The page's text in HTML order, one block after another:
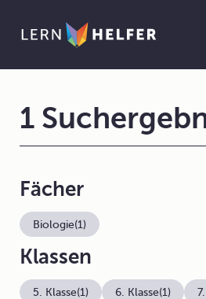
1
Fächer
Biologie(1)
Klassen
5. Klasse(1) 6. Klasse(1)